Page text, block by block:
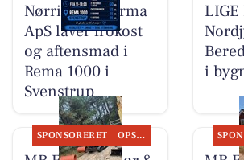
Nørris Multifirma
ApS laver frokost
og aftensmad i
Rema 1000 i
Svenstrup
LIGE
i
SPONSORERET OPSLAGSTAVLEN